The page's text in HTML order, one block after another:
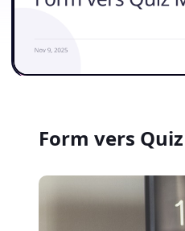
Form vers